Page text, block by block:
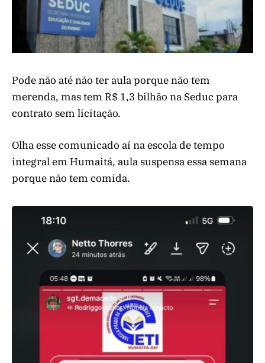
Pode não até não ter aula porque não tem
merenda, mas tem R$ 1,3 bilhão na Seduc para
contrato sem licitação.
Olha esse comunicado aí na escola de tempo
integral em Humaitá, aula suspensa essa semana
porque não tem comida.